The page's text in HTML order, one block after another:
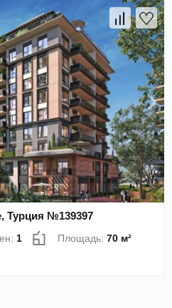
Турция №139397
1 Площадь:70 м²